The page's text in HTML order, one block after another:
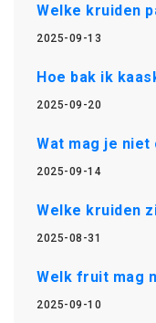
Welke kruiden
2025-09-13
Hoe bak ik
2025-09-20
Wat mag je
2025-09-14
Welke kruiden
2025-08-31
Welk fruit mag
2025-09-10